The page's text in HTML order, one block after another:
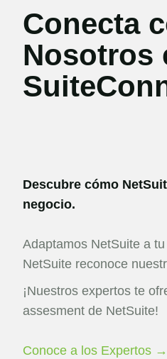
Conecta
Nosotros
Descubre cómo
negocio.
Adaptamos NetSuite a
NetSuite reconoce
¡Nuestros expertos te
assesment de NetSuite!
Conoce a los Expertos →